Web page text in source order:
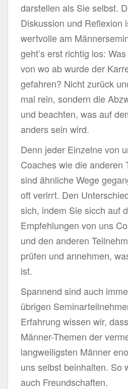
darstellen als Sie selbst.
Diskussion und Reflexion
wertvolle am
geht’s erst richtig los:
von wo ab wurde der
gefahren? Nicht zurück
mal rein, sondern die
und beachten, was auf
anders sein wird.
Denn jeder Einzelne von
Coaches wie die anderen
sind ähnliche Wege
oft verirrt. Den
sich, indem Sie sicch auf
Empfehlungen von uns
und den anderen
prüfen und annehmen,
ist.
Spannend sind auch
übrigen
Erfahrung wissen wir,
Männer-Themen der
langweiligsten Männer
uns selbst beinhalten. So
auch Freundschaften.